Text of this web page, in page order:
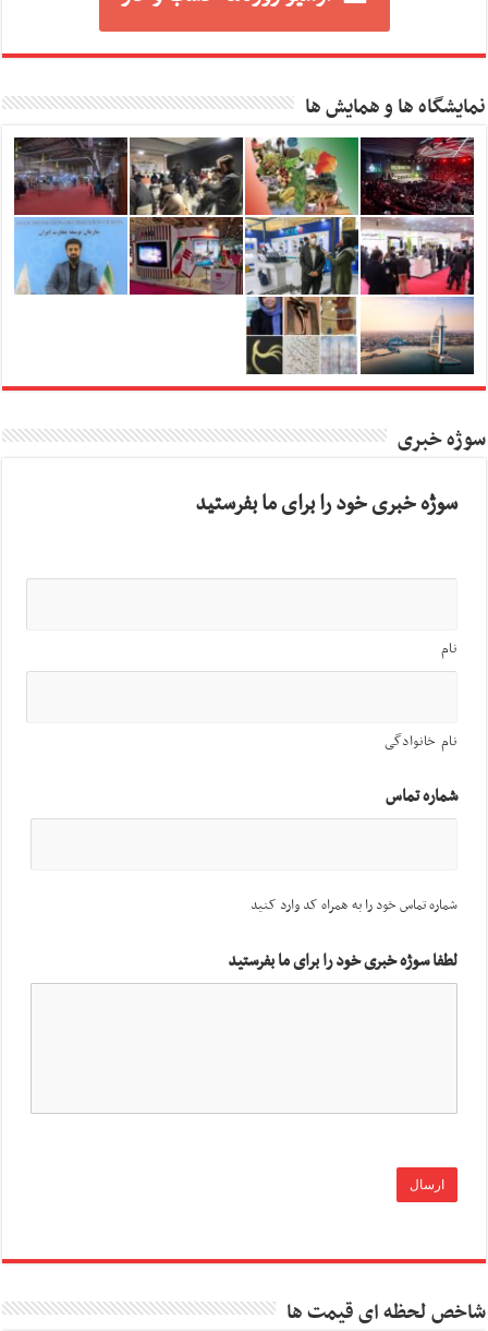
نمایشگاه ها و همایش ها
سوژه خبری
سوژه خبری خود را برای ما بفرستید
نام
نام خانوادگی
شماره تماس
شماره تماس خود را به همراه کد وارد کنید
لطفا سوژه خبری خود را برای ما بفرستید
شاخص لحظه ای قیمت ها